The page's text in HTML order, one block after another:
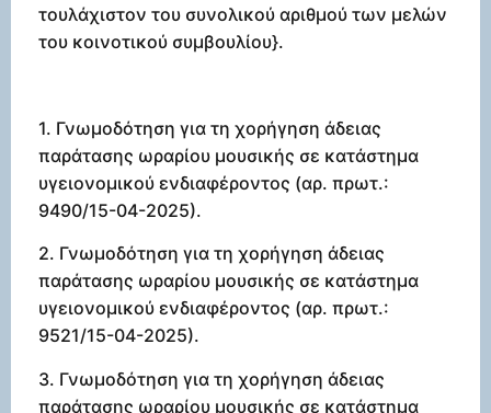
τουλάχιστον του συνολικού αριθμού των μελών
του κοινοτικού συμβουλίου}.
1. Γνωμοδότηση για τη χορήγηση άδειας
παράτασης ωραρίου μουσικής σε κατάστημα
υγειονομικού ενδιαφέροντος (αρ. πρωτ.:
9490/15-04-2025).
2. Γνωμοδότηση για τη χορήγηση άδειας
παράτασης ωραρίου μουσικής σε κατάστημα
υγειονομικού ενδιαφέροντος (αρ. πρωτ.:
9521/15-04-2025).
3. Γνωμοδότηση για τη χορήγηση άδειας
παράτασης ωραρίου μουσικής σε κατάστημα